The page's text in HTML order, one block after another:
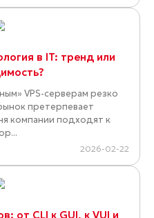
в IT: тренд или
VPS-серверам резко
претерпевает
компании подходят к
2026-02-22
от CLI к GUI, к VUI и